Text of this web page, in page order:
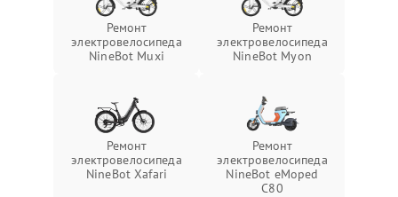
Ремонт
электровелосипеда
NineBot Muxi
Ремонт
электровелосипеда
NineBot Myon
Ремонт
электровелосипеда
NineBot Xafari
Ремонт
электровелосипеда
NineBot eMoped
C80